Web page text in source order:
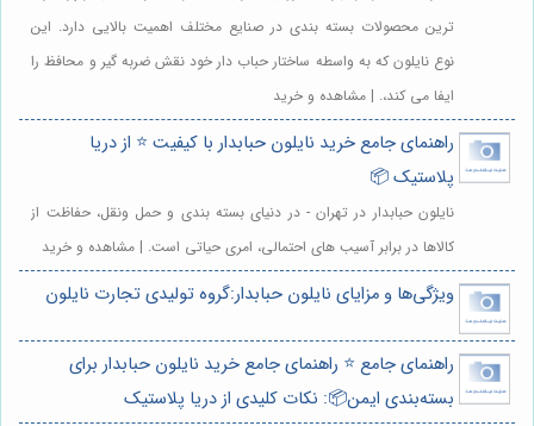
ترین محصولات بسته بندی در صنایع مختلف اهمیت بالایی دارد. این
نوع نایلون که به واسطه ساختار حباب دار خود نقش ضربه گیر و محافظ را
ایفا می کند،. | مشاهده و خرید
راهنمای جامع خرید نایلون حبابدار با کیفیت ⭐️ از دریا
پلاستیک 📦
نایلون حبابدار در تهران - در دنیای بسته بندی و حمل ونقل، حفاظت از
کالاها در برابر آسیب های احتمالی، امری حیاتی است. | مشاهده و خرید
ویژگی‌ها و مزایای نایلون حبابدار:گروه تولیدی تجارت نایلون
راهنمای جامع ⭐️ راهنمای جامع خرید نایلون حبابدار برای
بسته‌بندی ایمن📦: نکات کلیدی از دریا پلاستیک